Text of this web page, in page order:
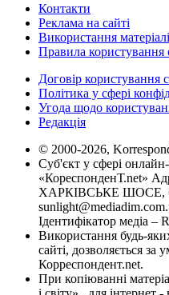
Контакти
Реклама на сайті
Використання
Правила користування
Договір користування
Політика у сфері
Угода щодо
Редакція
© 2000-2026,
Суб'єкт у сфері
«КореспонденТ.net»
ХАРКІВСЬКЕ ШОСЕ,
Ідентифікатор медіа –
Використання будь-
сайті, дозволяється за
Корреспондент.net.
При копіюванні